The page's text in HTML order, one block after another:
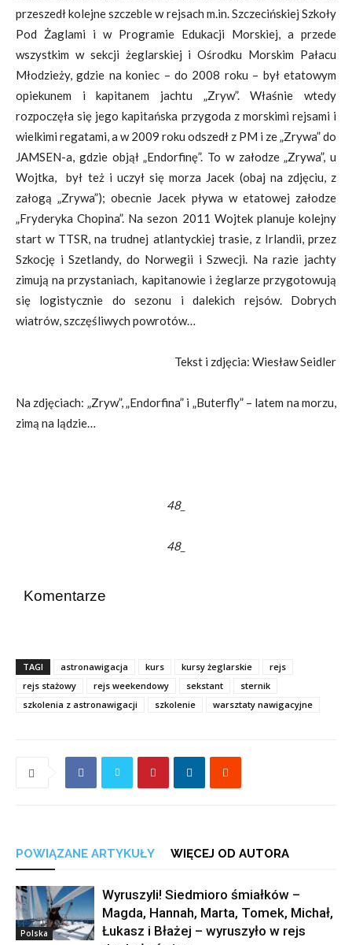
przeszedł kolejne szczeble w rejsach m.in. Szczecińskiej Szkoły
Pod Żaglami i w Programie Edukacji Morskiej, a przede
wszystkim w sekcji żeglarskiej i Ośrodku Morskim Pałacu
Młodzieży, gdzie na koniec – do 2008 roku – był etatowym
opiekunem i kapitanem jachtu „Zryw”. Właśnie wtedy
rozpoczęła się jego kapitańska przygoda z morskimi rejsami i
wielkimi regatami, a w 2009 roku odszedł z PM i ze „Zrywa” do
JAMSEN-a, gdzie objął „Endorfinę”. To w załodze „Zrywa”, u
Wojtka, był też i uczył się morza Jacek (obaj na zdjęciu, z
załogą „Zrywa”); obecnie Jacek pływa w etatowej załodze
„Fryderyka Chopina”. Na sezon 2011 Wojtek planuje kolejny
start w TTSR, na trudnej atlantyckiej trasie, z Irlandii, przez
Szkocję i Szetlandy, do Norwegii i Szwecji. Na razie jachty
zimują na przystaniach, kapitanowie i żeglarze przygotowują
się logistycznie do sezonu i dalekich rejsów. Dobrych
wiatrów, szczęśliwych powrotów…
Tekst i zdjęcia: Wiesław Seidler
Na zdjęciach: „Zryw”, „Endorfina” i „Buterfly” – latem na morzu,
zimą na lądzie…
48_
48_
Komentarze
TAGI astronawigacja kurs kursy żeglarskie
rejs
rejs stażowy
rejs weekendowy sekstant
sternik
szkolenia z astronawigacji
szkolenie warsztaty nawigacyjne
POWIĄZANE ARTYKUŁY WIĘCEJ OD AUTORA
Polska
Wyruszyli! Siedmioro śmiałków –
Magda, Hannah, Marta, Tomek, Michał,
Łukasz i Błażej – wyruszyło w rejs